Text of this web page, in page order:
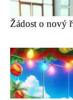
Žádost o nový